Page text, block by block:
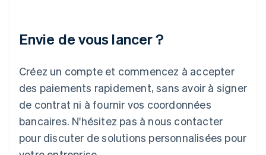
Envie de vous lancer ?
Créez un compte et commencez à accepter
des paiements rapidement, sans avoir à signer
de contrat ni à fournir vos coordonnées
bancaires. N'hésitez pas à nous contacter
pour discuter de solutions personnalisées pour
Japon
Lettonie
English
Liechtenstein
DeutschEnglish
Lituanie
Luxembourg